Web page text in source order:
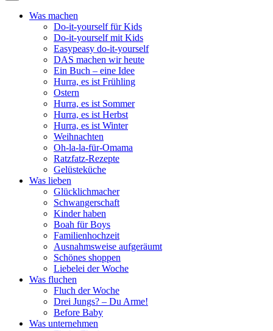
Was machen
Do-it-yourself für Kids
Do-it-yourself mit Kids
Easypeasy do-it-yourself
DAS machen wir heute
Ein Buch – eine Idee
Hurra, es ist Frühling
Ostern
Hurra, es ist Sommer
Hurra, es ist Herbst
Hurra, es ist Winter
Weihnachten
Oh-la-la-für-Omama
Ratzfatz-Rezepte
Gelüsteküche
Was lieben
Glücklichmacher
Schwangerschaft
Kinder haben
Boah für Boys
Familienhochzeit
Ausnahmsweise aufgeräumt
Schönes shoppen
Liebelei der Woche
Was fluchen
Fluch der Woche
Drei Jungs? – Du Arme!
Before Baby
Was unternehmen